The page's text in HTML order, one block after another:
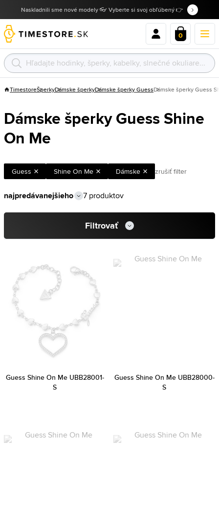
Naskladnili sme nové modely 👓 Vyberte si svoj obľúbený 👉
0
TimestoreŠperkyDámske šperkyDámske šperky GuessDámske šperky Guess
Dámske šperky Guess Shine
On Me
Guess Shine On Me Dámske zrušiť filter
7 produktov
Filtrovať
Guess Shine On Me UBB28001-
S
Guess Shine On Me UBB28000-
S